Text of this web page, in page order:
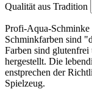
Qualität aus Tradition
Profi-Aqua-
Schminkfarben sind
Farben sind
hergestellt. Die
enstprechen der
Spielzeug.